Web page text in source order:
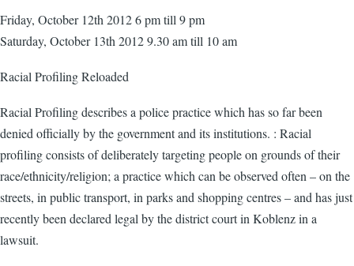
Friday, October 12th 2012 6 pm till 9 pm
Saturday, October 13th 2012 9.30 am till 10 am
Racial Profiling Reloaded
Racial Profiling describes a police practice which has so far been
denied officially by the government and its institutions. : Racial
profiling consists of deliberately targeting people on grounds of their
race/ethnicity/religion; a practice which can be observed often – on the
streets, in public transport, in parks and shopping centres – and has just
recently been declared legal by the district court in Koblenz in a
lawsuit.